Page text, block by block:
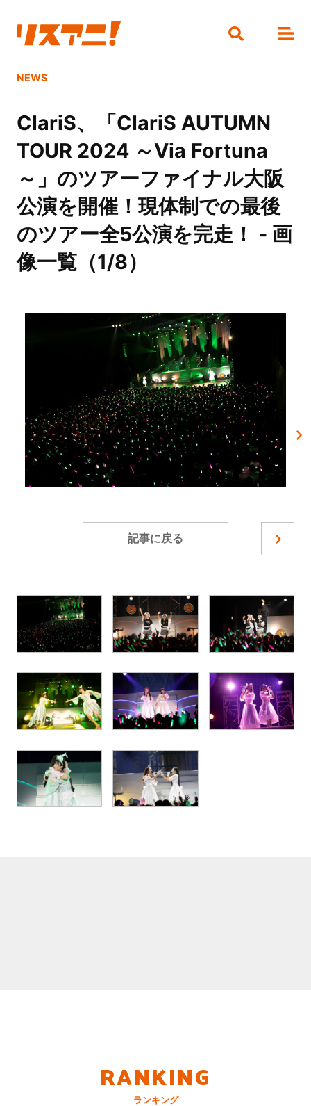
NEWS
ClariS、「ClariS AUTUMN
TOUR 2024 ～Via Fortuna
～」のツアーファイナル大阪
公演を開催！現体制での最後
のツアー全5公演を完走！ - 画
像一覧（1/8）
記事に戻る
RANKING
ランキング